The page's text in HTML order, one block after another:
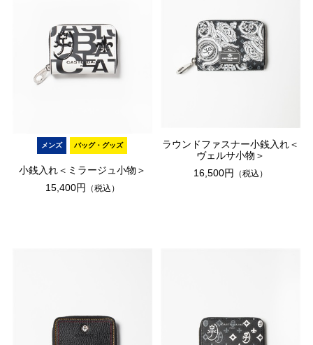
メンズ バッグ・グッズ
小銭入れ＜ミラージュ小物＞
15,400円
（税込）
ラウンドファスナー小銭入れ＜
ヴェルサ小物＞
16,500円
（税込）